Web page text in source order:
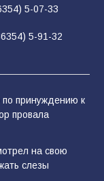
награды
5-07-33
5-91-32
по принуждению к
провала
на свою
слезы